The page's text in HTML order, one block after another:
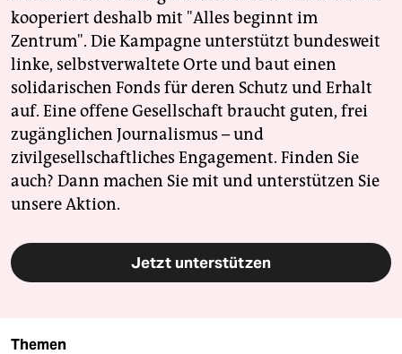
kooperiert deshalb mit "Alles beginnt im
Zentrum". Die Kampagne unterstützt bundesweit
linke, selbstverwaltete Orte und baut einen
solidarischen Fonds für deren Schutz und Erhalt
auf. Eine offene Gesellschaft braucht guten, frei
zugänglichen Journalismus – und
zivilgesellschaftliches Engagement. Finden Sie
auch? Dann machen Sie mit und unterstützen Sie
unsere Aktion.
Jetzt unterstützen
Themen